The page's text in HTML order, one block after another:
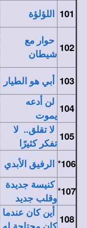
101 اللؤلؤة
102
حوار مع
شيطان
103
أبي هو الطيار
104 لن أدعه
يموت
105 لا تقلق.. لا
تفكر كثيرًا
106
* الرفيق الأبدي
107
* كنيسة جديدة
وقلب جديد
108
أين كان عندما